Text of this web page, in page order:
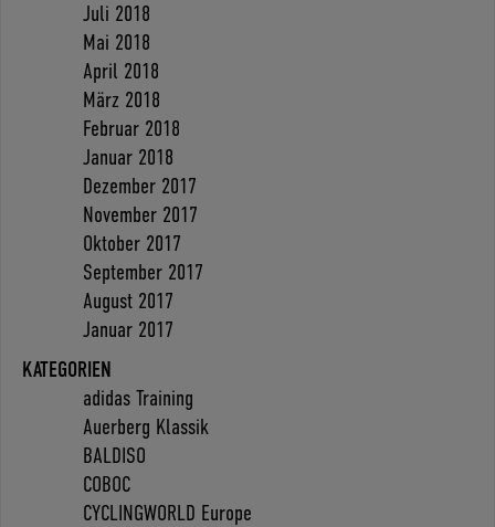
Juli 2018
Mai 2018
April 2018
März 2018
Februar 2018
Januar 2018
Dezember 2017
November 2017
Oktober 2017
September 2017
August 2017
Januar 2017
KATEGORIEN
adidas Training
Auerberg Klassik
BALDISO
COBOC
CYCLINGWORLD Europe